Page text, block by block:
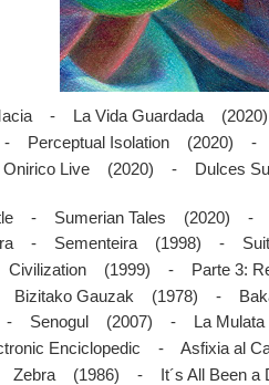
- La Vida Guardada
Perceptual Isolation (2020) -
Live (2020) - Dulces
- Sumerian Tales (2020) -
- Sementeira (1998) -
(1999) - Parte 3:
Gauzak (1978) -
- Senogul (2007) - La Mulata
Enciclopedic - Asfixia al
(1986) - It´s All Been a